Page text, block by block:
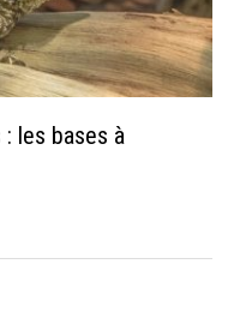
les bases à